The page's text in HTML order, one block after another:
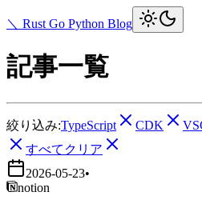
＼ Rust Go Python Blog
記事一覧
絞り込み:TypeScript CDK
すべてクリア
2026-05-23•
notion